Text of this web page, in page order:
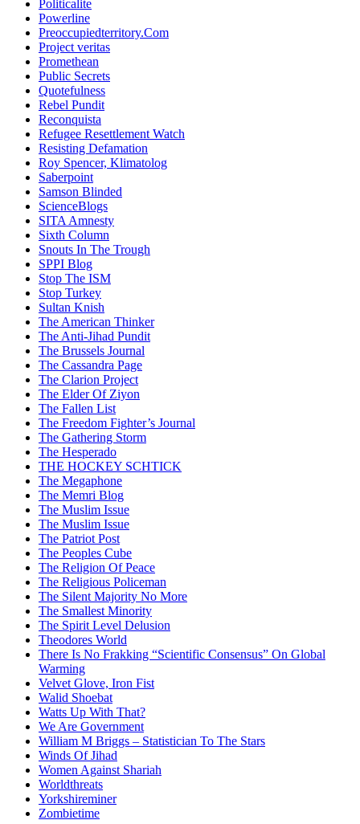
Politicalite
Powerline
Preoccupiedterritory.Com
Project veritas
Promethean
Public Secrets
Quotefulness
Rebel Pundit
Reconquista
Refugee Resettlement Watch
Resisting Defamation
Roy Spencer, Klimatolog
Saberpoint
Samson Blinded
ScienceBlogs
SITA Amnesty
Sixth Column
Snouts In The Trough
SPPI Blog
Stop The ISM
Stop Turkey
Sultan Knish
The American Thinker
The Anti-Jihad Pundit
The Brussels Journal
The Cassandra Page
The Clarion Project
The Elder Of Ziyon
The Fallen List
The Freedom Fighter’s Journal
The Gathering Storm
The Hesperado
THE HOCKEY SCHTICK
The Megaphone
The Memri Blog
The Muslim Issue
The Muslim Issue
The Patriot Post
The Peoples Cube
The Religion Of Peace
The Religious Policeman
The Silent Majority No More
The Smallest Minority
The Spirit Level Delusion
Theodores World
There Is No Frakking “Scientific Consensus” On Global
Warming
Velvet Glove, Iron Fist
Walid Shoebat
Watts Up With That?
We Are Government
William M Briggs – Statistician To The Stars
Winds Of Jihad
Women Against Shariah
Worldthreats
Yorkshireminer
Zombietime